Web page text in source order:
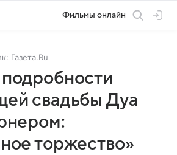
Фильмы онлайн
Газета.Ru
свадьбы Дуа
торжество»